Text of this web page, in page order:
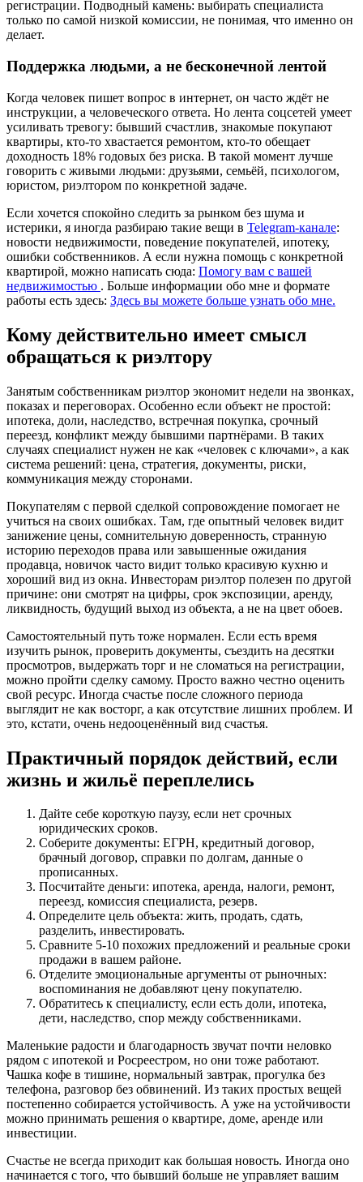
регистрации. Подводный камень: выбирать специалиста
только по самой низкой комиссии, не понимая, что именно он
делает.
Поддержка людьми, а не бесконечной лентой
Когда человек пишет вопрос в интернет, он часто ждёт не
инструкции, а человеческого ответа. Но лента соцсетей умеет
усиливать тревогу: бывший счастлив, знакомые покупают
квартиры, кто-то хвастается ремонтом, кто-то обещает
доходность 18% годовых без риска. В такой момент лучше
говорить с живыми людьми: друзьями, семьёй, психологом,
юристом, риэлтором по конкретной задаче.
Если хочется спокойно следить за рынком без шума и
истерики, я иногда разбираю такие вещи в Telegram-канале:
новости недвижимости, поведение покупателей, ипотеку,
ошибки собственников. А если нужна помощь с конкретной
квартирой, можно написать сюда: Помогу вам с вашей
недвижимостью . Больше информации обо мне и формате
работы есть здесь: Здесь вы можете больше узнать обо мне.
Кому действительно имеет смысл
обращаться к риэлтору
Занятым собственникам риэлтор экономит недели на звонках,
показах и переговорах. Особенно если объект не простой:
ипотека, доли, наследство, встречная покупка, срочный
переезд, конфликт между бывшими партнёрами. В таких
случаях специалист нужен не как «человек с ключами», а как
система решений: цена, стратегия, документы, риски,
коммуникация между сторонами.
Покупателям с первой сделкой сопровождение помогает не
учиться на своих ошибках. Там, где опытный человек видит
занижение цены, сомнительную доверенность, странную
историю переходов права или завышенные ожидания
продавца, новичок часто видит только красивую кухню и
хороший вид из окна. Инвесторам риэлтор полезен по другой
причине: они смотрят на цифры, срок экспозиции, аренду,
ликвидность, будущий выход из объекта, а не на цвет обоев.
Самостоятельный путь тоже нормален. Если есть время
изучить рынок, проверить документы, съездить на десятки
просмотров, выдержать торг и не сломаться на регистрации,
можно пройти сделку самому. Просто важно честно оценить
свой ресурс. Иногда счастье после сложного периода
выглядит не как восторг, а как отсутствие лишних проблем. И
это, кстати, очень недооценённый вид счастья.
Практичный порядок действий, если
жизнь и жильё переплелись
Дайте себе короткую паузу, если нет срочных
юридических сроков.
Соберите документы: ЕГРН, кредитный договор,
брачный договор, справки по долгам, данные о
прописанных.
Посчитайте деньги: ипотека, аренда, налоги, ремонт,
переезд, комиссия специалиста, резерв.
Определите цель объекта: жить, продать, сдать,
разделить, инвестировать.
Сравните 5-10 похожих предложений и реальные сроки
продажи в вашем районе.
Отделите эмоциональные аргументы от рыночных:
воспоминания не добавляют цену покупателю.
Обратитесь к специалисту, если есть доли, ипотека,
дети, наследство, спор между собственниками.
Маленькие радости и благодарность звучат почти неловко
рядом с ипотекой и Росреестром, но они тоже работают.
Чашка кофе в тишине, нормальный завтрак, прогулка без
телефона, разговор без обвинений. Из таких простых вещей
постепенно собирается устойчивость. А уже на устойчивости
можно принимать решения о квартире, доме, аренде или
инвестиции.
Счастье не всегда приходит как большая новость. Иногда оно
начинается с того, что бывший больше не управляет вашим